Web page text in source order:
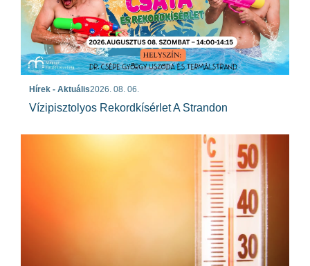
Hírek - Aktuális2026. 08. 06.
Vízipisztolyos Rekordkísérlet A Strandon